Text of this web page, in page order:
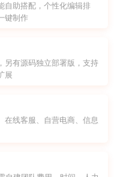
自助搭配，个性化编辑排
键制作
另有源码独立部署版，支持
展
在线客服、自营电商、信息